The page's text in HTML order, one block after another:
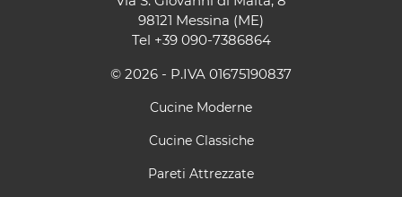
98121 Messina (ME)
Tel +39 090-7386864
© 2026 - P.IVA 01675190837
Cucine Moderne
Cucine Classiche
Pareti Attrezzate